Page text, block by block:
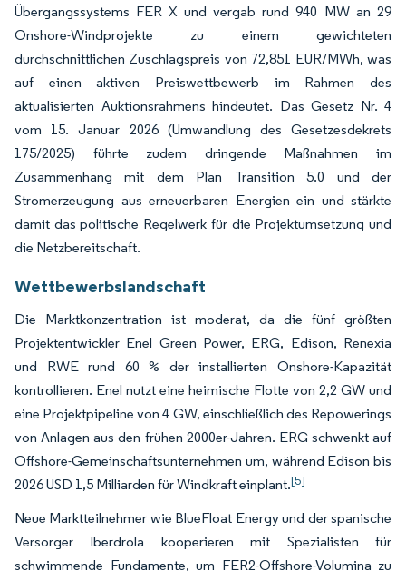
Übergangssystems FER X und vergab rund 940 MW an 29
Onshore-Windprojekte zu einem gewichteten
durchschnittlichen Zuschlagspreis von 72,851 EUR/MWh, was
auf einen aktiven Preiswettbewerb im Rahmen des
aktualisierten Auktionsrahmens hindeutet. Das Gesetz Nr. 4
vom 15. Januar 2026 (Umwandlung des Gesetzesdekrets
175/2025) führte zudem dringende Maßnahmen im
Zusammenhang mit dem Plan Transition 5.0 und der
Stromerzeugung aus erneuerbaren Energien ein und stärkte
damit das politische Regelwerk für die Projektumsetzung und
die Netzbereitschaft.
Wettbewerbslandschaft
Die Marktkonzentration ist moderat, da die fünf größten
Projektentwickler Enel Green Power, ERG, Edison, Renexia
und RWE rund 60 % der installierten Onshore-Kapazität
kontrollieren. Enel nutzt eine heimische Flotte von 2,2 GW und
eine Projektpipeline von 4 GW, einschließlich des Repowerings
von Anlagen aus den frühen 2000er-Jahren. ERG schwenkt auf
Offshore-Gemeinschaftsunternehmen um, während Edison bis
2026 USD 1,5 Milliarden für Windkraft einplant.[5]
Neue Marktteilnehmer wie BlueFloat Energy und der spanische
Versorger Iberdrola kooperieren mit Spezialisten für
schwimmende Fundamente, um FER2-Offshore-Volumina zu